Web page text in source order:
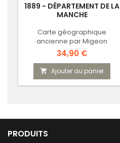
1889 - DÉPARTEMENT DE LA
MANCHE
Carte géographique
ancienne par Migeon
Prix
34,90 €
 Ajouter au panier
PRODUITS